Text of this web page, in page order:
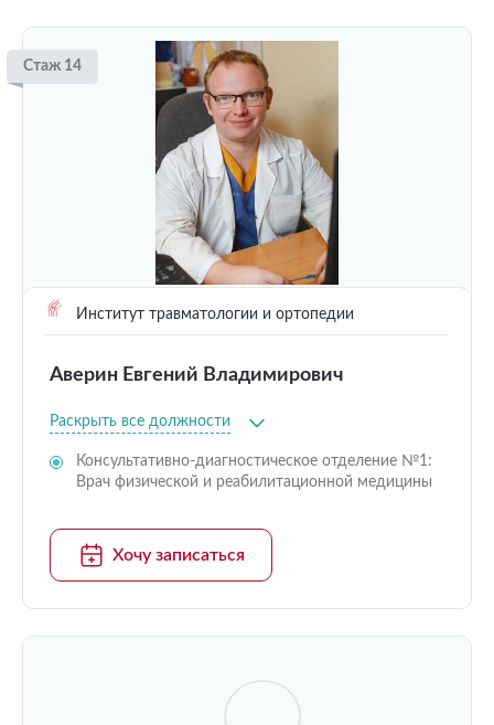
Стаж 14
Институт травматологии и ортопедии
Аверин Евгений Владимирович
Раскрыть все должности
Консультативно-диагностическое отделение №1:
Врач физической и реабилитационной медицины
Хочу записаться